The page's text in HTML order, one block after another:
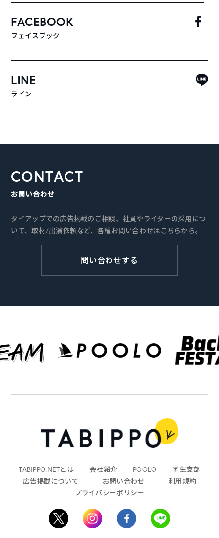
FACEBOOK
フェイスブック
LINE
ライン
CONTACT
お問い合わせ
タイアップでの広告掲載のご相談、社員やライターの採用につ
いて、取材/出演依頼など、各種お問い合わせはこちらから。
問い合わせする
TABIPPO.NETとは 会社紹介 POOLO
学生支部
広告掲載について
お問い合わせ
利用規約
プライバシーポリシー